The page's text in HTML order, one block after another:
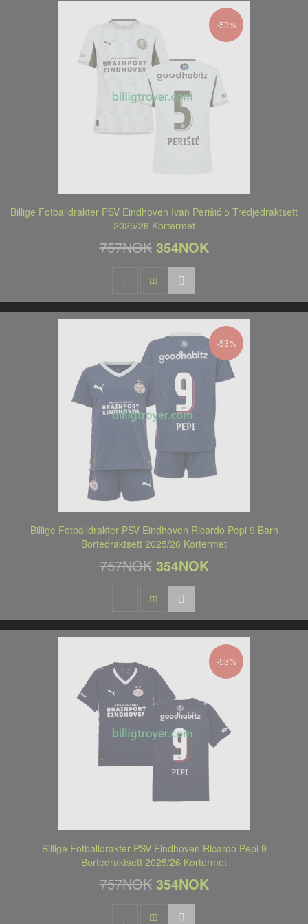
-53%
Billige Fotballdrakter PSV Eindhoven Ivan Perišić 5 Tredjedraktsett
2025/26 Kortermet
757NOK 354NOK
-53%
Billige Fotballdrakter PSV Eindhoven Ricardo Pepi 9 Barn
Bortedraktsett 2025/26 Kortermet
757NOK 354NOK
-53%
Billige Fotballdrakter PSV Eindhoven Ricardo Pepi 9
Bortedraktsett 2025/26 Kortermet
757NOK 354NOK